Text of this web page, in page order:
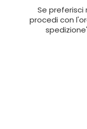
Se preferisci
procedi con